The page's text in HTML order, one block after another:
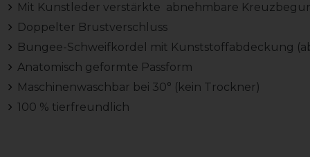
Mit Kunstleder verstärkte abnehmbare
Doppelter Brustverschluss
Bungee-Schweifkordel mit Kunststoffabdeckung
Anatomisch geformte Passform
Maschinenwaschbar bei 30° (kein Trockner)
100 % tierfreundlich